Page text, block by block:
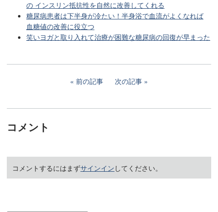
の インスリン抵抗性を自然に改善してくれる
糖尿病患者は下半身が冷たい！半身浴で血流がよくなれば
血糖値の改善に役立つ
笑いヨガと取り入れて治療が困難な糖尿病の回復が早まった
前の記事 次の記事
コメント
コメントするにはまずサインイン してください。